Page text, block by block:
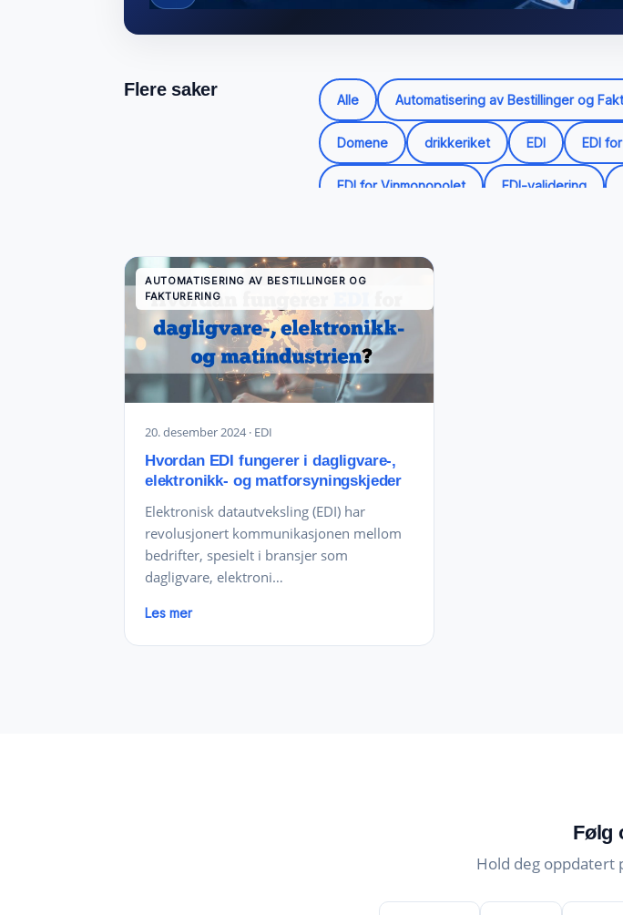
Flere saker
Alle Automatisering av Bestillinger og
Domene drikkeriket EDI EDI
EDI for Vinmonopolet EDI-validering
Online Booking
AUTOMATISERING AV BESTILLINGER OG
FAKTURERING
20. desember 2024· EDI
Hvordan EDI fungerer i dagligvare-,
elektronikk- og matforsyningskjeder
Elektronisk datautveksling (EDI) har
revolusjonert kommunikasjonen mellom
bedrifter, spesielt i bransjer som
dagligvare, elektroni…
Les mer
Følg
Hold deg oppdatert